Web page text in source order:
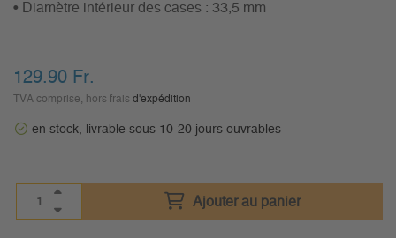
• Diamètre intérieur des cases : 33,5 mm
129.90 Fr.
TVA comprise, hors frais d'expédition
en stock, livrable sous 10-20 jours ouvrables
Ajouter au panier